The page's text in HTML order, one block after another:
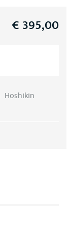
€ 395,00
Hoshikin